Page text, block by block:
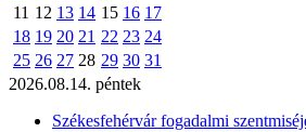
11 12 13 14 15 16 17
18 19 20 21 22 23 24
25 26 27 28 29 30 31
2026.08.14. péntek
Székesfehérvár fogadalmi